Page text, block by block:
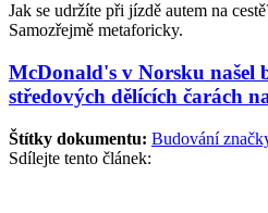
Jak se udržíte při jízdě autem na
Samozřejmě metaforicky.
McDonald's v Norsku našel
středových dělících čarách
Štítky dokumentu: Budování
Sdílejte tento článek: